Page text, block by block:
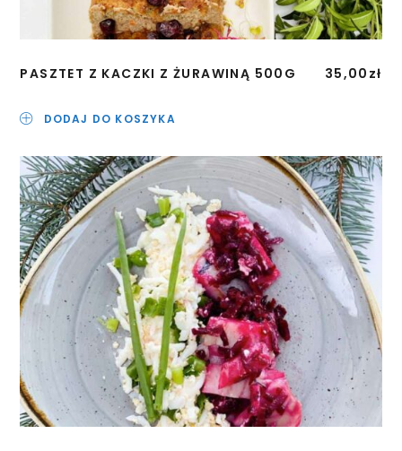
PASZTET Z KACZKI Z ŻURAWINĄ 500G 35,00 zł
DODAJ DO KOSZYKA